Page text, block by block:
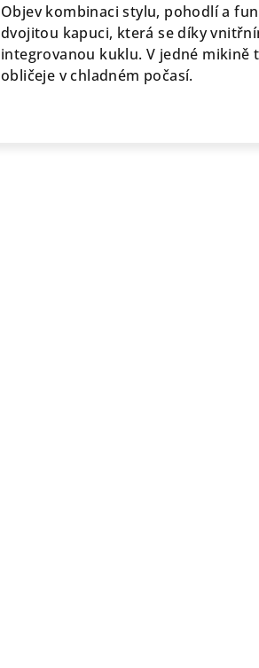
Objev kombinaci stylu, pohodlí a
dvojitou kapuci, která se díky
integrovanou kuklu. V jedné mikině
obličeje v chladném počasí.